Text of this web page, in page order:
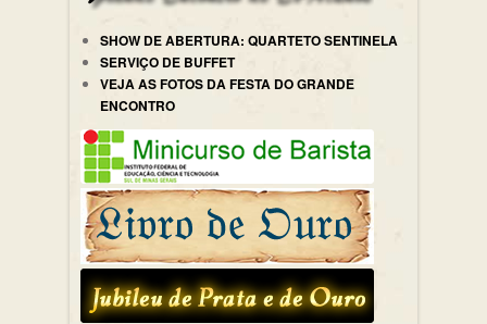
SHOW DE ABERTURA: QUARTETO SENTINELA
SERVIÇO DE BUFFET
VEJA AS FOTOS DA FESTA DO GRANDE
ENCONTRO